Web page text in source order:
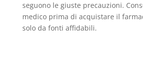
seguono le giuste precauzioni.
medico prima di acquistare il
solo da fonti affidabili.